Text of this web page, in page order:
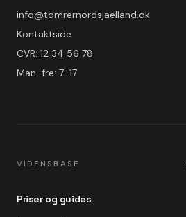
info@tomrernordsjaelland.dk
Kontaktside
CVR: 12 34 56 78
Man-fre: 7-17
VIDENSBASE
Priser og guides